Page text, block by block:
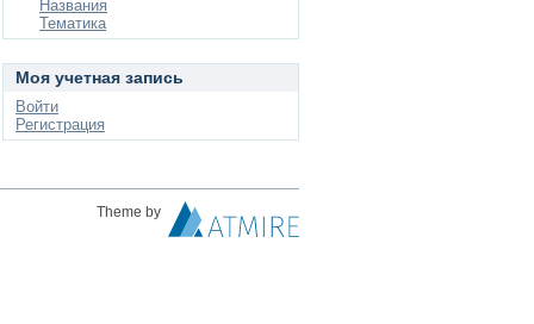
Названия
Тематика
Моя учетная запись
Войти
Регистрация
Theme by